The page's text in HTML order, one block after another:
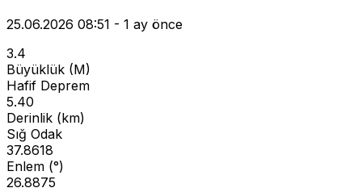
25.06.2026 08:51 - 1 ay önce
3.4
Büyüklük (M)
Hafif Deprem
5.40
Derinlik (km)
Sığ Odak
37.8618
Enlem (°)
26.8875